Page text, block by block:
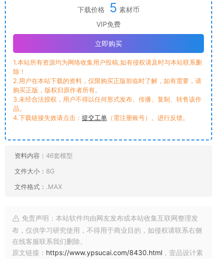
下载价格 5 素材币
VIP免费
立即购买
1.本站所有资源均为网络收集用户投稿,如有侵权请及时与本站联系删
除！
2.用户在本站下载的资料，仅限购买正版前临时了解，如有需要，请
购买正版，版权归原作者所有。
3.未经合法授权，用户不得以任何形式发布、传播、复制、转售该作
品。
4.下载链接失效请点击： 提交工单 （需注册账号）。进行反馈。
资料内容： 46套模型
文件大小： 8G
文件格式： .MAX
免责声明：本站软件均由网友发布或本站收集互联网整理发
布，仅供学习研究使用，不得用于商业目的，如侵权请联系右侧
在线客服联系我们删除。
原文链接： https://www.ypsucai.com/8430.html ，壹品设计素